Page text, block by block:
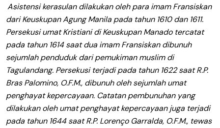
Asistensi kerasulan dilakukan oleh para imam Fransiskan
dari Keuskupan Agung Manila pada tahun 1610 dan 1611.
Persekusi umat Kristiani di Keuskupan Manado tercatat
pada tahun 1614 saat dua imam Fransiskan dibunuh
sejumlah penduduk dari pemukiman muslim di
Tagulandang. Persekusi terjadi pada tahun 1622 saat R.P.
Bras Palomino, O.F.M., dibunuh oleh sejumlah umat
penghayat kepercayaan. Catatan pembunuhan yang
dilakukan oleh umat penghayat kepercayaan juga terjadi
pada tahun 1644 saat R.P. Lorenço Garralda, O.F.M., tewas